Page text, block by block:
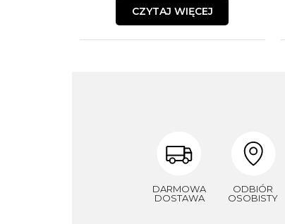
CZYTAJ WIĘCEJ
DARMOWA
DOSTAWA
ODBIÓR
OSOBISTY